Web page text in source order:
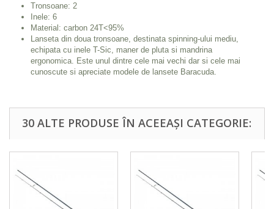
Tronsoane: 2
Inele: 6
Material: carbon 24T<95%
Lanseta din doua tronsoane, destinata spinning-ului mediu,
echipata cu inele T-Sic, maner de pluta si mandrina
ergonomica. Este unul dintre cele mai vechi dar si cele mai
cunoscute si apreciate modele de lansete Baracuda.
30 ALTE PRODUSE ÎN ACEEAȘI CATEGORIE: